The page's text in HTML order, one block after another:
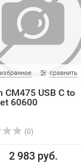
избранное сравнить
CM475 USB C to
60600
(0)
2 983 руб.